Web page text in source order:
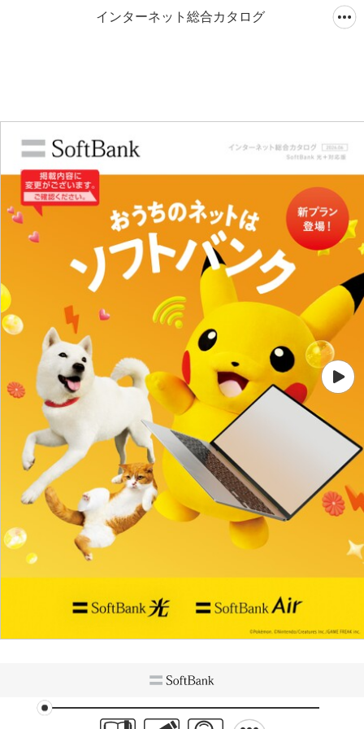
インターネット総合カタログ